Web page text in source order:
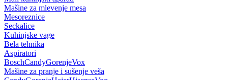
Mašine za mlevenje mesa
Mesoreznice
Seckalice
Kuhinjske vage
Bela tehnika
Aspiratori
BoschCandyGorenjeVox
Mašine za pranje i sušenje veša